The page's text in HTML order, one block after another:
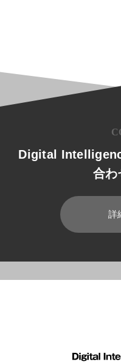
Digital
合わ
詳